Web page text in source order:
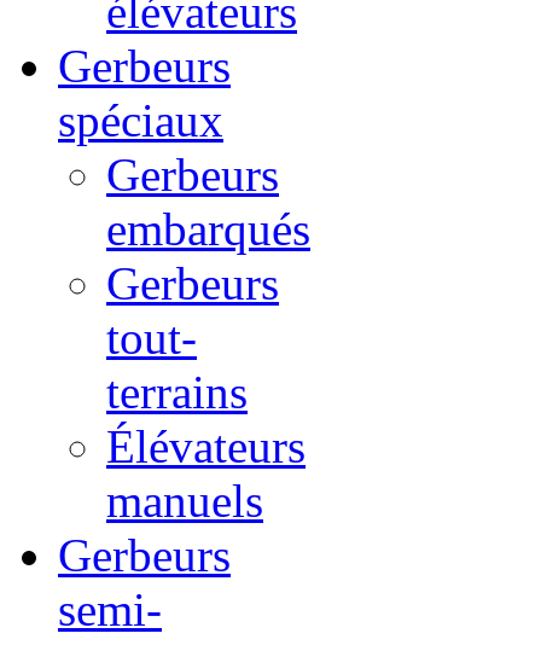
élévateurs
Gerbeurs
spéciaux
Gerbeurs
embarqués
Gerbeurs
tout-
terrains
Élévateurs
manuels
Gerbeurs
semi-